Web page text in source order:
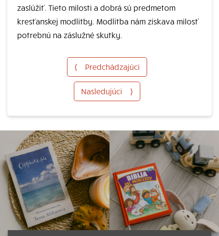
zaslúžiť. Tieto milosti a dobrá sú predmetom
kresťanskej modlitby. Modlitba nám získava milosť
potrebnú na záslužné skutky.
⟨ Predchádzajúci
Nasledujúci ⟩